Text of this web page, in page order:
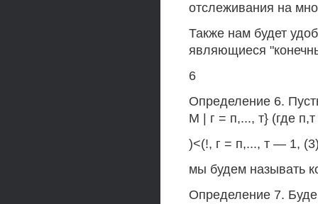
отслеживания на
Также нам будет
являющиеся
6
Определение 6.
М | г = п,..., т} (где
)<(!, г = п,..., т — 1,
мы будем называть
Определение 7.